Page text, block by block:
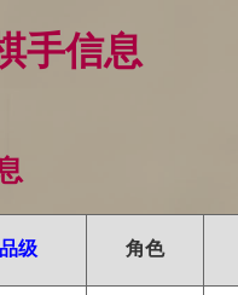
手信息
品级 角色